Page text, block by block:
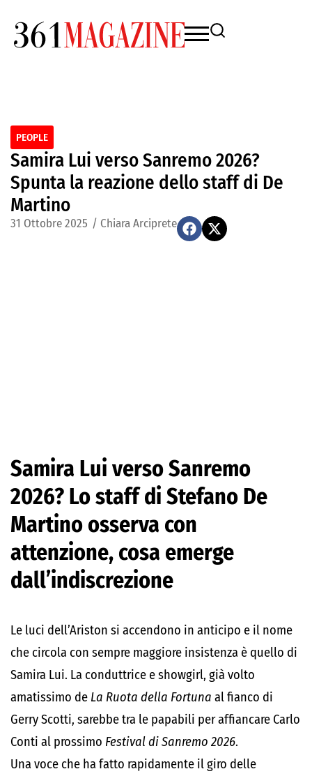
PEOPLE
Samira Lui verso Sanremo 2026?
Spunta la reazione dello staff di De
Martino
31 Ottobre 2025 / Chiara Arciprete
Samira Lui verso Sanremo
2026? Lo staff di Stefano De
Martino osserva con
attenzione, cosa emerge
dall’indiscrezione
Le luci dell’Ariston si accendono in anticipo e il nome
che circola con sempre maggiore insistenza è quello di
Samira Lui. La conduttrice e showgirl, già volto
amatissimo de La Ruota della Fortuna al fianco di
Gerry Scotti, sarebbe tra le papabili per affiancare Carlo
Conti al prossimo Festival di Sanremo 2026.
Una voce che ha fatto rapidamente il giro delle